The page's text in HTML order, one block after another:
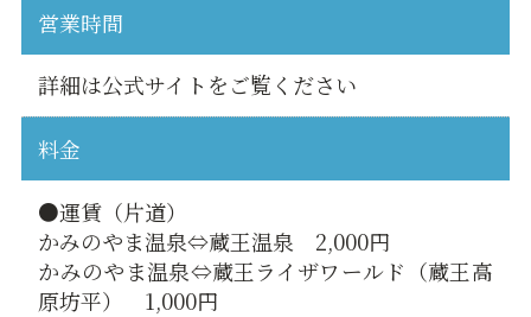
営業時間
詳細は公式サイトをご覧ください
料金
●運賃（片道）
かみのやま温泉⇔蔵王温泉 2,000円
かみのやま温泉⇔蔵王ライザワールド（蔵王高
原坊平） 1,000円